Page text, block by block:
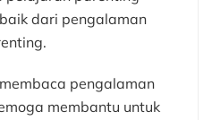
dari pengalaman
pengalaman
membantu untuk